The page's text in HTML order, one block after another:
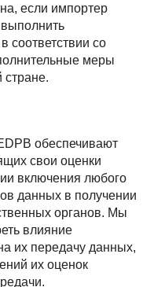
если импортер
соответствии со
меры
стране.
обеспечивают
свои оценки
включения любого
данных в получении
органов. Мы
влияние
их передачу данных,
их оценок